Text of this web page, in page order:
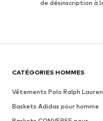
de désinscription à
CATÉGORIES HOMMES
Vêtements Polo Ralph Lauren
Baskets Adidas pour homme